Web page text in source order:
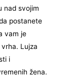
nad svojim
postanete
vam je
Lujza
i
žena.